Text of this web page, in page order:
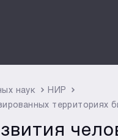
наук
НИР
территориях